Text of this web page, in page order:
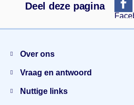
Deel deze pagina
Over ons
Vraag en antwoord
Nuttige links